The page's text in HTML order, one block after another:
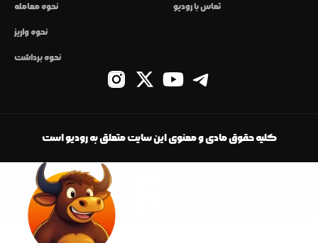
نحوه معامله
نحوه واریز
نحوه برداشت
تماس با رودیو
کلیه حقوق مادی و معنوی این سایت متعلق به رودیو است